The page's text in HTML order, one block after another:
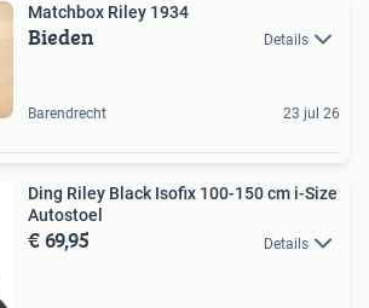
Matchbox Riley 1934
Bieden Details
Barendrecht 23 jul 26
Ding Riley Black Isofix 100-150 cm i-Size
Autostoel
€ 69,95 Details